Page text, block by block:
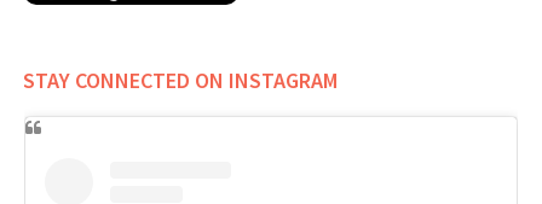
STAY CONNECTED ON INSTAGRAM